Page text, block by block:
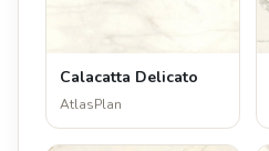
Calacatta Delicato
AtlasPlan